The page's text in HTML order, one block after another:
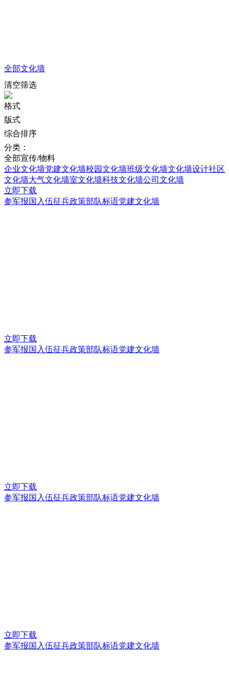
全部文化墙
清空筛选
格式
版式
综合排序
分类：
全部宣传/物料
企业文化墙党建文化墙校园文化墙班级文化墙文化墙设计社区
文化墙大气文化墙室文化墙科技文化墙公司文化墙
立即下载
参军报国入伍征兵政策部队标语党建文化墙
立即下载
参军报国入伍征兵政策部队标语党建文化墙
立即下载
参军报国入伍征兵政策部队标语党建文化墙
立即下载
参军报国入伍征兵政策部队标语党建文化墙